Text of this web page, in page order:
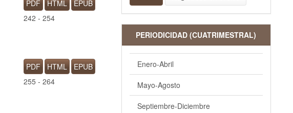
PDF HTML
EPUB
242 - 254
PDF HTML
EPUB
255 - 264
PERIODICIDAD (CUATRIMESTRAL)
Enero-Abril
Mayo-Agosto
Septiembre-Diciembre